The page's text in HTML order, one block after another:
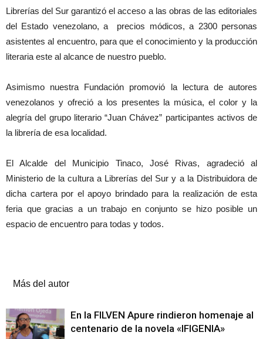
Librerías del Sur garantizó el acceso a las obras de las editoriales
del Estado venezolano, a precios módicos, a 2300 personas
asistentes al encuentro, para que el conocimiento y la producción
literaria este al alcance de nuestro pueblo.
Asimismo nuestra Fundación promovió la lectura de autores
venezolanos y ofreció a los presentes la música, el color y la
alegría del grupo literario “Juan Chávez” participantes activos de
la librería de esa localidad.
El Alcalde del Municipio Tinaco, José Rivas, agradeció al
Ministerio de la cultura a Librerías del Sur y a la Distribuidora de
dicha cartera por el apoyo brindado para la realización de esta
feria que gracias a un trabajo en conjunto se hizo posible un
espacio de encuentro para todas y todos.
Más del autor
En la FILVEN Apure rindieron homenaje al
centenario de la novela «IFIGENIA»